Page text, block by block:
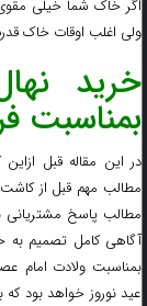
ولی اغلب اوقات خاک قدرت کافی را
خرید
بمناسبت
در این مقاله قبل
مطالب مهم قبل از کاشت
مطالب پاسخ مشتریانی
آگاهی کامل تصمیم به
بمناسبت ولادت امام
عید نوروز خواهد بود